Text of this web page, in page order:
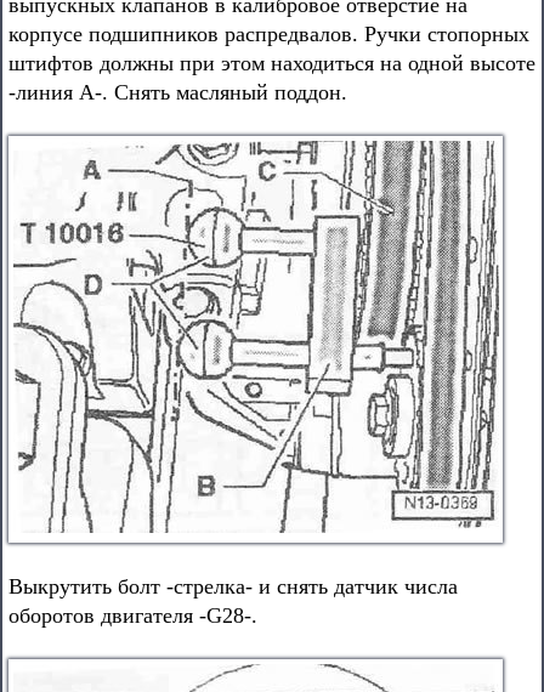
выпускных клапанов в калибровое отверстие на
корпусе подшипников распредвалов. Ручки стопорных
штифтов должны при этом находиться на одной высоте
-линия А-. Снять масляный поддон.
Выкрутить болт -стрелка- и снять датчик числа
оборотов двигателя -G28-.